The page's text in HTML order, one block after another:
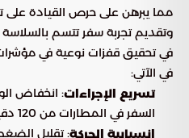
مما يبرهن على حرص القيادة
وتقديم تجربة سفر تتسم
في تحقيق قفزات نوعية في مؤشرات
في الآتي:
تسريع الإجراءات: انخفاض
السفر في المطارات من 120 دقيقة إلى 15 دقيقة فقط.
انسيابية الحركة: تقليل